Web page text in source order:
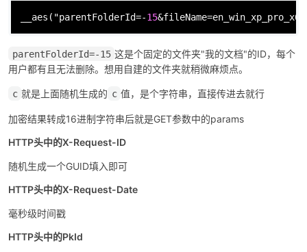
__aes ("parentFolderId=-15
parentFolderId=-15 这是个固定的文件夹"我的文档"的ID，每个
用户都有且无法删除。想用自建的文件夹就稍微麻烦点。
c 就是上面随机生成的 c 值，是个字符串，直接传进去就行
加密结果转成16进制字符串后就是GET参数中的params
HTTP头中的X-Request-ID
随机生成一个GUID填入即可
HTTP头中的X-Request-Date
毫秒级时间戳
HTTP头中的PkId